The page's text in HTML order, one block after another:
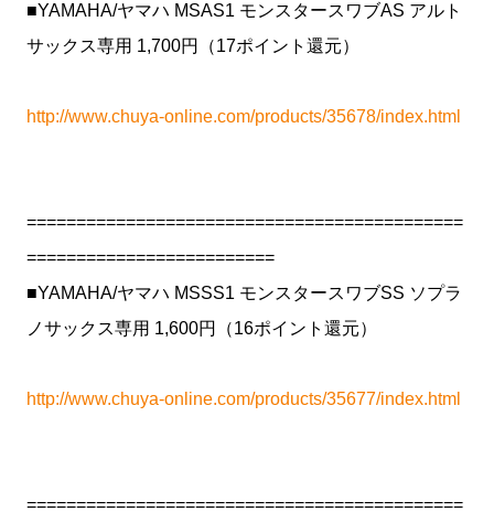
■YAMAHA/ヤマハ MSAS1 モンスタースワブAS アルト
サックス専用 1,700円（17ポイント還元）
http://www.chuya-online.com/products/35678/index.html
============================================
=========================
■YAMAHA/ヤマハ MSSS1 モンスタースワブSS ソプラ
ノサックス専用 1,600円（16ポイント還元）
http://www.chuya-online.com/products/35677/index.html
============================================